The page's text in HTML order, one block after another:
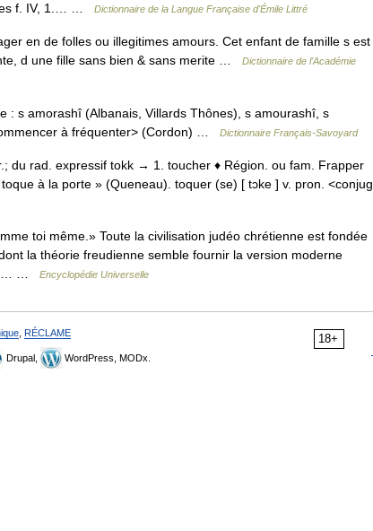
f. IV, 1.… …
Dictionnaire de la Langue Française d'Émile Littré
en de folles ou illegitimes amours. Cet enfant de famille s est
d une fille sans bien & sans merite …
Dictionnaire de l'Académie
s amorashî (Albanais, Villards Thônes), s amourashî, s
à fréquenter> (Cordon) …
Dictionnaire Français-Savoyard
du rad. expressif tokk → 1. toucher ♦ Région. ou fam. Frapper
à la porte » (Queneau). toquer (se) [ tɔke ] v. pron. <conjug.
toi même.» Toute la civilisation judéo chrétienne est fondée
la théorie freudienne semble fournir la version moderne
…
Encyclopédie Universelle
18+
RÉCLAME
Drupal, WordPress, MODx.